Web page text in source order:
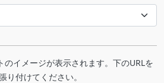
イメージが表示されます。下のURLを
り付けてください。